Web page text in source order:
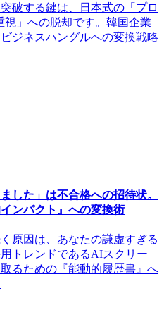
破する鍵は、日本式の「プロ
」への脱却です。韓国企業
ジネスハングルへの変換戦略
した」は不合格への招待状。
ンパクト』への変換術
原因は、あなたの謙虚すぎる
トレンドであるAIスクリー
るための『能動的履歴書』へ